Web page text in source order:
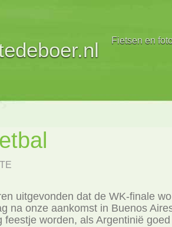
Fietsen en
uitgevonden dat de WK-finale
na onze aankomst in Buenos
feestje worden, als Argentinië